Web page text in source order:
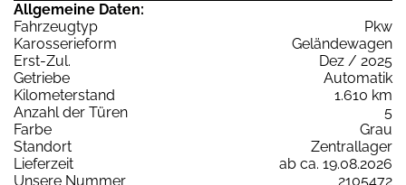
Allgemeine Daten:
Fahrzeugtyp
Pkw
Karosserieform
Geländewagen
Erst-Zul.
Dez / 2025
Getriebe
Automatik
Kilometerstand
1.610 km
Anzahl der Türen
5
Farbe
Grau
Standort
Zentrallager
Lieferzeit
ab ca. 19.08.2026
Unsere Nummer
2105472